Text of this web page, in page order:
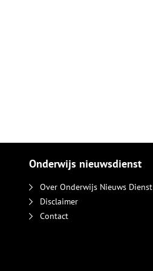
Onderwijs nieuwsdienst
Over Onderwijs Nieuws Dienst
Disclaimer
Contact